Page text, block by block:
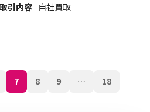
取引内容 自社買取
7 8 9 … 18